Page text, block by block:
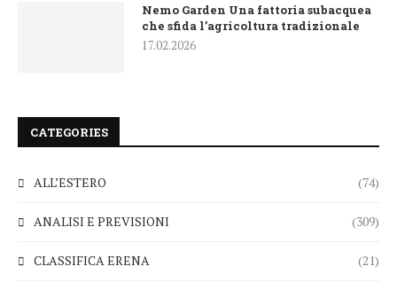
Nemo Garden Una fattoria subacquea
che sfida l’agricoltura tradizionale
17.02.2026
CATEGORIES
ALL’ESTERO (74)
ANALISI E PREVISIONI (309)
CLASSIFICA ERENA (21)